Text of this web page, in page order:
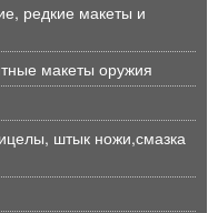
редкие макеты и
макеты оружия
штык ножи,смазка